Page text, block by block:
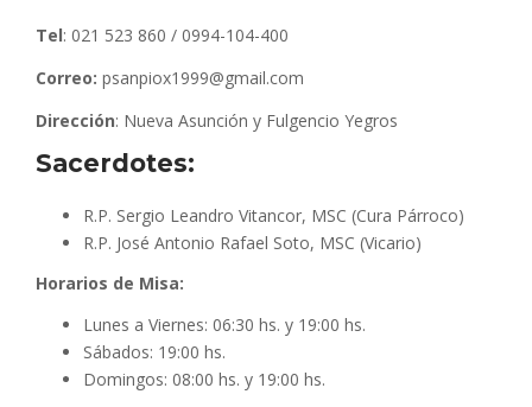
Tel: 021 523 860 / 0994-104-400
Correo: psanpiox1999@gmail.com
Dirección: Nueva Asunción y Fulgencio Yegros
Sacerdotes:
R.P. Sergio Leandro Vitancor, MSC (Cura Párroco)
R.P. José Antonio Rafael Soto, MSC (Vicario)
Horarios de Misa:
Lunes a Viernes: 06:30 hs. y 19:00 hs.
Sábados: 19:00 hs.
Domingos: 08:00 hs. y 19:00 hs.